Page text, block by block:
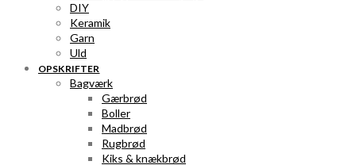
DIY
Keramik
Garn
Uld
OPSKRIFTER
Bagværk
Gærbrød
Boller
Madbrød
Rugbrød
Kiks & knækbrød